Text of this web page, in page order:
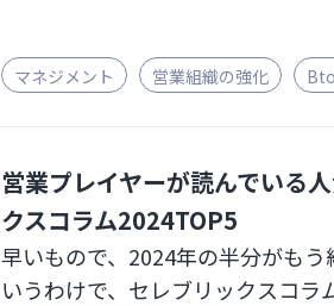
マネジメント 営業組織の強化
営業プレイヤーが読んでいる
クスコラム2024TOP5
早いもので、2024年の半分がも
いうわけで、セレブリックスコラ